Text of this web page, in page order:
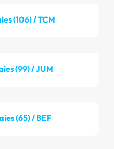
(106) / TCM
(99) / JUM
(65) / BEF